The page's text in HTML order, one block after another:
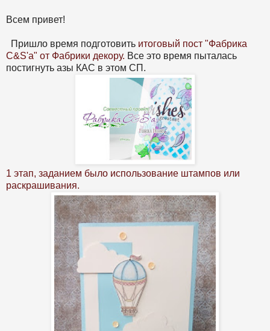
Всем привет!
Пришло время подготовить итоговый пост "Фабрика
C&S'a" от Фабрики декору. Все это время пыталась
постигнуть азы КАС в этом СП.
1 этап, заданием было использование штампов или
раскрашивания.